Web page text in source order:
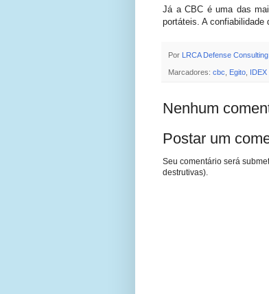
Já a CBC é uma das
portáteis. A
Por LRCA Defense Consulting
Marcadores: cbc Egito IDEX
Nenhum
Postar um
Seu comentário será
destrutivas).